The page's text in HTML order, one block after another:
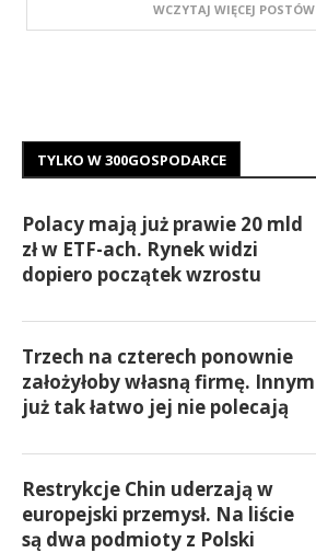
WCZYTAJ WIĘCEJ POSTÓW
TYLKO W 300GOSPODARCE
Polacy mają już prawie 20 mld
zł w ETF-ach. Rynek widzi
dopiero początek wzrostu
Trzech na czterech ponownie
założyłoby własną firmę. Innym
już tak łatwo jej nie polecają
Restrykcje Chin uderzają w
europejski przemysł. Na liście
są dwa podmioty z Polski